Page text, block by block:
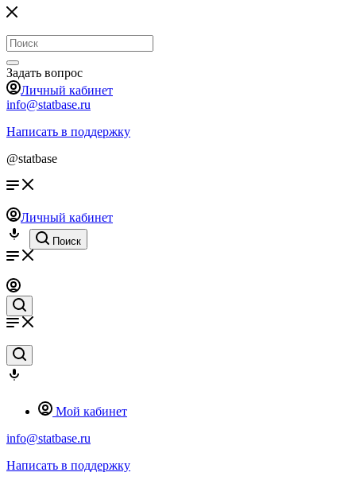
Задать вопрос
Личный кабинет
info@statbase.ru
Написать в поддержку
@statbase
Личный кабинет
Поиск
Мой кабинет
info@statbase.ru
Написать в поддержку